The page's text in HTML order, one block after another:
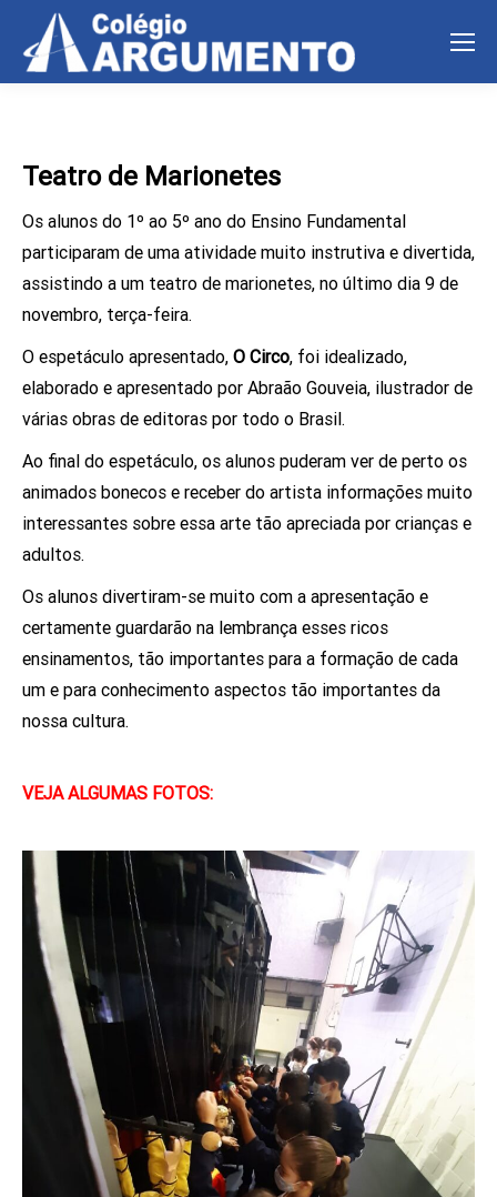
Teatro de Marionetes
Os alunos do 1º ao 5º ano do Ensino Fundamental
participaram de uma atividade muito instrutiva e divertida,
assistindo a um teatro de marionetes, no último dia 9 de
novembro, terça-feira.
O espetáculo apresentado, O Circo, foi idealizado,
elaborado e apresentado por Abraão Gouveia, ilustrador de
várias obras de editoras por todo o Brasil.
Ao final do espetáculo, os alunos puderam ver de perto os
animados bonecos e receber do artista informações muito
interessantes sobre essa arte tão apreciada por crianças e
adultos.
Os alunos divertiram-se muito com a apresentação e
certamente guardarão na lembrança esses ricos
ensinamentos, tão importantes para a formação de cada
um e para conhecimento aspectos tão importantes da
nossa cultura.
VEJA ALGUMAS FOTOS: